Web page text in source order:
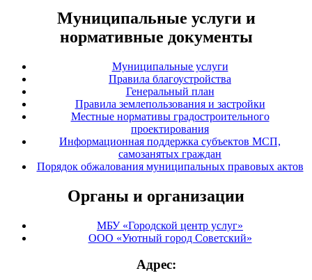
Муниципальные услуги и
нормативные документы
Муниципальные услуги
Правила благоустройства
Генеральный план
Правила землепользования и застройки
Местные нормативы градостроительного
проектирования
Информационная поддержка субъектов МСП,
самозанятых граждан
Порядок обжалования муниципальных правовых актов
Органы и организации
МБУ «Городской центр услуг»
ООО «Уютный город Советский»
Адрес: